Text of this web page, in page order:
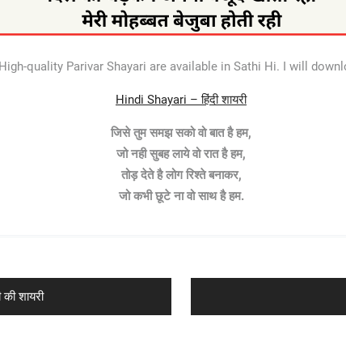
quality Parivar Shayari are available in Sathi Hi. I will
Hindi Shayari – हिंदी शायरी
जिसे तुम समझ सको वो बात है हम,
जो नही सुबह लाये वो रात है हम,
तोड़ देते है लोग रिश्ते बनाकर,
जो कभी छूटे ना वो साथ है हम.
शायरी